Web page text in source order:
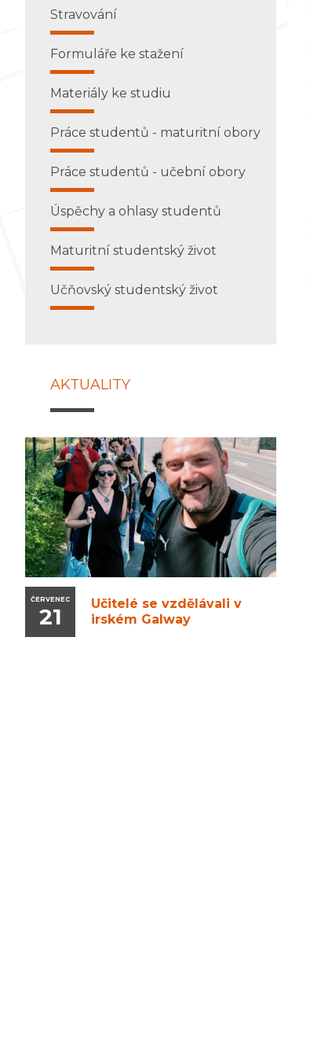
Stravování
Formuláře ke stažení
Materiály ke studiu
Práce studentů - maturitní obory
Práce studentů - učební obory
Úspěchy a ohlasy studentů
Maturitní studentský život
Učňovský studentský život
AKTUALITY
ČERVENEC
21
Učitelé se vzdělávali v
irském Galway